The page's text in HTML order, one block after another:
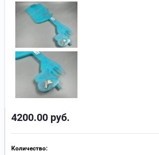
4200.00 руб.
Количество: